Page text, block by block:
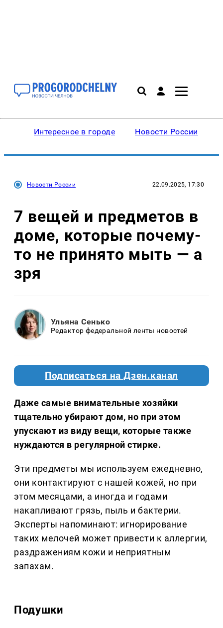
Интересное в городе Новости России
Новости России 22.09.2025, 17:30
7 вещей и предметов в
доме, которые почему-
то не принято мыть — а
зря
Ульяна Сенько
Редактор федеральной ленты новостей
Подписаться на Дзен.канал
Даже самые внимательные хозяйки
тщательно убирают дом, но при этом
упускают из виду вещи, которые также
нуждаются в регулярной стирке.
Эти предметы мы используем ежедневно,
они контактируют с нашей кожей, но при
этом месяцами, а иногда и годами
накапливают грязь, пыль и бактерии.
Эксперты напоминают: игнорирование
таких мелочей может привести к аллергии,
раздражениям кожи и неприятным
запахам.
Подушки